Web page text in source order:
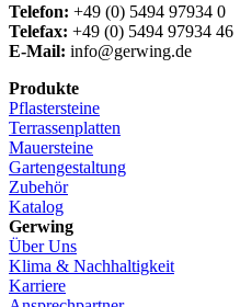
Telefon: +49 (0) 5494 97934 0
Telefax: +49 (0) 5494 97934 46
E-Mail: info@gerwing.de
Produkte
Pflastersteine
Terrassenplatten
Mauersteine
Gartengestaltung
Zubehör
Katalog
Gerwing
Über Uns
Klima & Nachhaltigkeit
Karriere